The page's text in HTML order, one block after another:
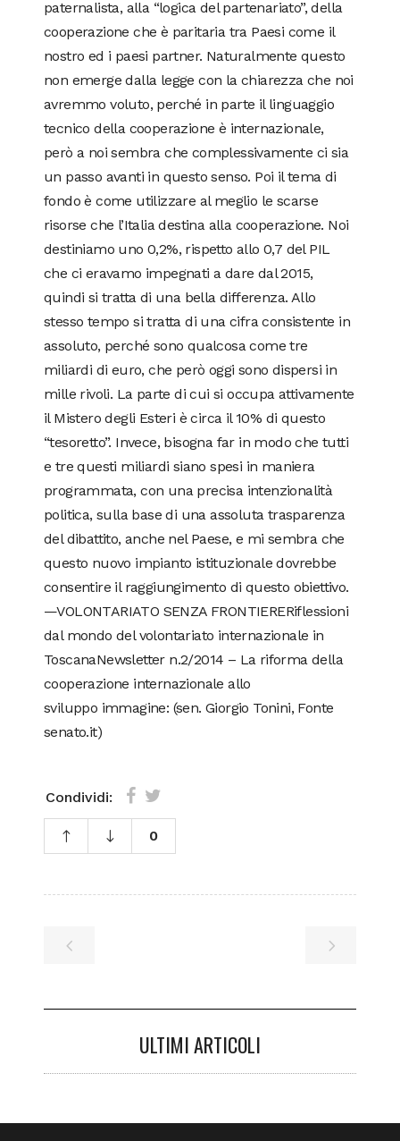
paternalista, alla “logica del partenariato”, della
cooperazione che è paritaria tra Paesi come il
nostro ed i paesi partner. Naturalmente questo
non emerge dalla legge con la chiarezza che noi
avremmo voluto, perché in parte il linguaggio
tecnico della cooperazione è internazionale,
però a noi sembra che complessivamente ci sia
un passo avanti in questo senso. Poi il tema di
fondo è come utilizzare al meglio le scarse
risorse che l’Italia destina alla cooperazione. Noi
destiniamo uno 0,2%, rispetto allo 0,7 del PIL
che ci eravamo impegnati a dare dal 2015,
quindi si tratta di una bella differenza. Allo
stesso tempo si tratta di una cifra consistente in
assoluto, perché sono qualcosa come tre
miliardi di euro, che però oggi sono dispersi in
mille rivoli. La parte di cui si occupa attivamente
il Mistero degli Esteri è circa il 10% di questo
“tesoretto”. Invece, bisogna far in modo che tutti
e tre questi miliardi siano spesi in maniera
programmata, con una precisa intenzionalità
politica, sulla base di una assoluta trasparenza
del dibattito, anche nel Paese, e mi sembra che
questo nuovo impianto istituzionale dovrebbe
consentire il raggiungimento di questo obiettivo.
—VOLONTARIATO SENZA FRONTIERERiflessioni
dal mondo del volontariato internazionale in
ToscanaNewsletter n.2/2014 – La riforma della
cooperazione internazionale allo
sviluppo immagine: (sen. Giorgio Tonini, Fonte
senato.it)
Condividi:
0
ULTIMI ARTICOLI